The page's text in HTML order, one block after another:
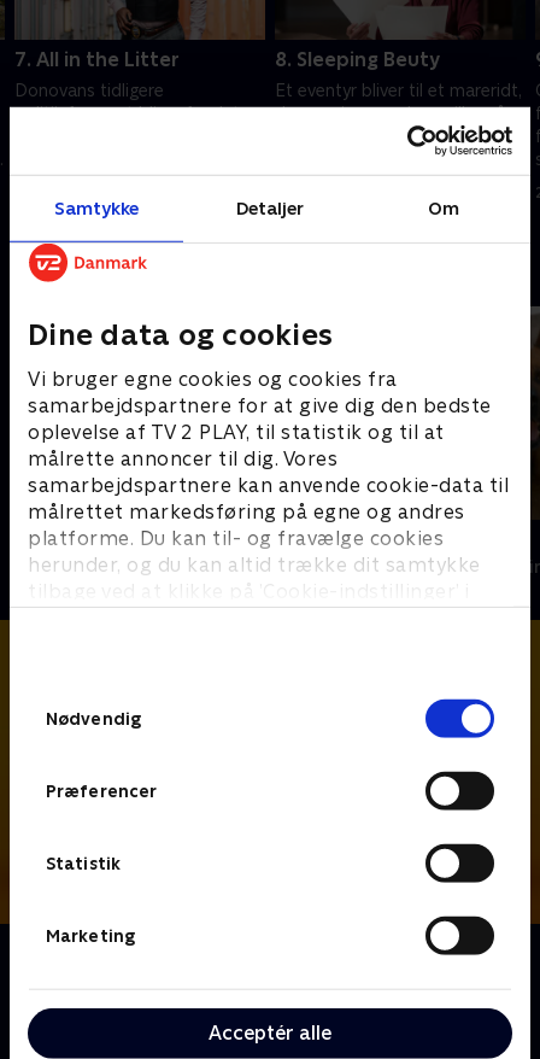
Samtykke Detaljer Om
Dine data og cookies
Vi bruger egne cookies og cookies fra
samarbejdspartnere for at give dig den bedste
oplevelse af TV 2 PLAY, til statistik og til at
målrette annoncer til dig. Vores
samarbejdspartnere kan anvende cookie-data til
målrettet markedsføring på egne og andres
platforme. Du kan til- og fravælge cookies
herunder, og du kan altid trække dit samtykke
tilbage ved at klikke på ’Cookie-indstillinger’ i
Nødvendig
Præferencer
Statistik
Marketing
Acceptér alle
7. All in the Litter
Donovans tidligere
politiinformant bliver fundet
Hårene matcher Rex' DNA,
men hvordan hænger det
8. Sleeping Beuty
Et eventyr bliver til et mareridt,
da en prinsesseskuespiller på
mystisk vis dør til en
børnefødselsdag. Mon Charlie
og Rex finder skurken?
Andre så også
Mord på Mallorca
Krimi & Spænding • 2 sæsoner
Kommissær
Krimi &
arbejder sammen om at opklare forbrydelser i denne
canadiske krimiserie.